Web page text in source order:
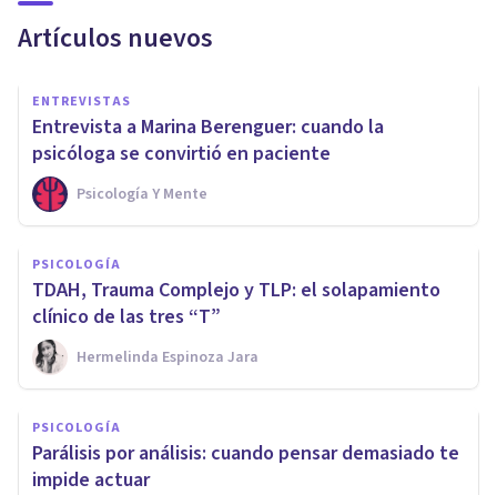
Artículos nuevos
ENTREVISTAS
Entrevista a Marina Berenguer: cuando la
psicóloga se convirtió en paciente
Psicología Y Mente
PSICOLOGÍA
TDAH, Trauma Complejo y TLP: el solapamiento
clínico de las tres “T”
Hermelinda Espinoza Jara
PSICOLOGÍA
Parálisis por análisis: cuando pensar demasiado te
impide actuar